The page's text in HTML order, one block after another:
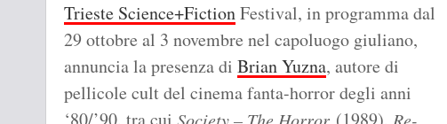
Trieste Science+FictionFestival, in programma dal
29 ottobre al 3 novembre nel capoluogo giuliano,
annuncia la presenza di Brian Yuzna, autore di
pellicole cult del cinema fanta-horror degli anni